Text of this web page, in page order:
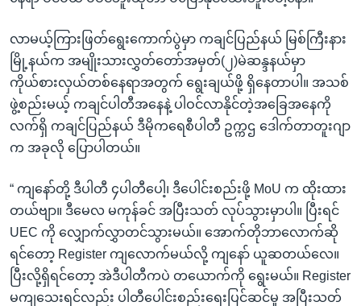
လာမယ့်ကြားဖြတ်ရွေးကောက်ပွဲမှာ ကချင်ပြည်နယ် မြစ်ကြီးနား
မြို့နယ်က အမျိုးသားလွှတ်တော်အမှတ်(၂)မဲဆန္ဒနယ်မှာ
ကိုယ်စားလှယ်တစ်နေရာအတွက် ရွေးချယ်ဖို့ ရှိနေတာပါ။ အသစ်
ဖွဲ့စည်းမယ့် ကချင်ပါတီအနေနဲ့ ပါဝင်လာနိုင်တဲ့အခြေအနေကို
လက်ရှိ ကချင်ပြည်နယ် ဒီမိုကရေစီပါတီ ဥက္ကဌ ဒေါက်တာတူးဂျာ
က အခုလို ပြောပါတယ်။
“ ကျနော်တို့ ဒီပါတီ ၄ပါတီပေါ့၊ ဒီပေါင်းစည်းဖို့ MoU က ထိုးထား
တယ်ဗျာ။ ဒီမေလ မကုန်ခင် အပြီးသတ် လုပ်သွားမှာပါ။ ပြီးရင်
UEC ကို လျှောက်လွှာတင်သွားမယ်။ အောက်တိုဘာလောက်ဆို
ရင်တော့ Register ကျလောက်မယ်လို့ ကျနော် ယူဆတယ်လေ။
ပြီးလို့ရှိရင်တော့ အဲဒီပါတီကပဲ တယောက်ကို ရွေးမယ်။ Register
မကျသေးရင်လည်း ပါတီပေါင်းစည်းရေးပြင်ဆင်မှု အပြီးသတ်